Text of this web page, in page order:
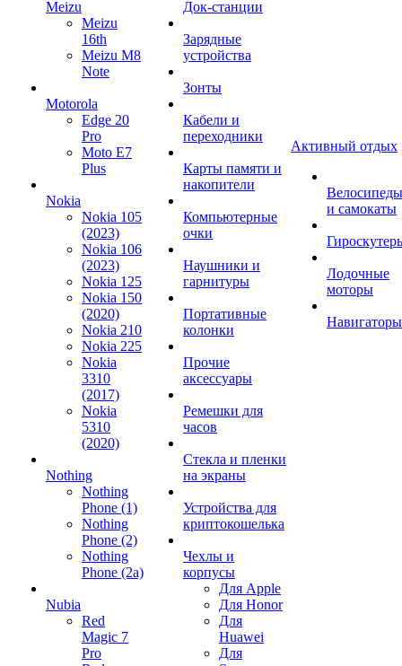
Meizu
Meizu
16th
Meizu M8
Note
Motorola
Edge 20
Pro
Moto E7
Plus
Nokia
Nokia 105
(2023)
Nokia 106
(2023)
Nokia 125
Nokia 150
(2020)
Nokia 210
Nokia 225
Nokia
3310
(2017)
Nokia
5310
(2020)
Nothing
Nothing
Phone (1)
Nothing
Phone (2)
Nothing
Phone (2a)
Nubia
Red
Magic 7
Pro
Док-станции
Зарядные
устройства
Зонты
Кабели и
переходники
Карты памяти и
накопители
Компьютерные
очки
Наушники и
гарнитуры
Портативные
колонки
Прочие
аксессуары
Ремешки для
часов
Стекла и пленки
на экраны
Устройства для
криптокошелька
Чехлы и
корпусы
Для Apple
Для Honor
Для
Huawei
Для
Активный отдых
Велосипеды
и самокаты
Лодочные
моторы
Навигаторы